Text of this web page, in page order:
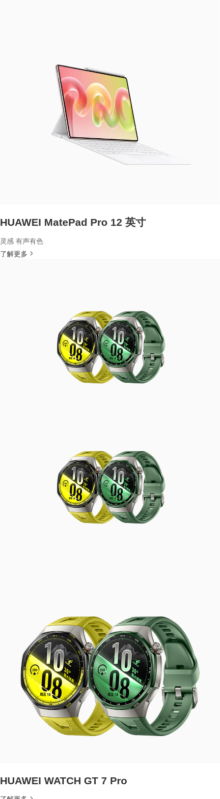
HUAWEI MatePad Pro 12 英寸
灵感 有声有色
了解更多
HUAWEI WATCH GT 7 Pro